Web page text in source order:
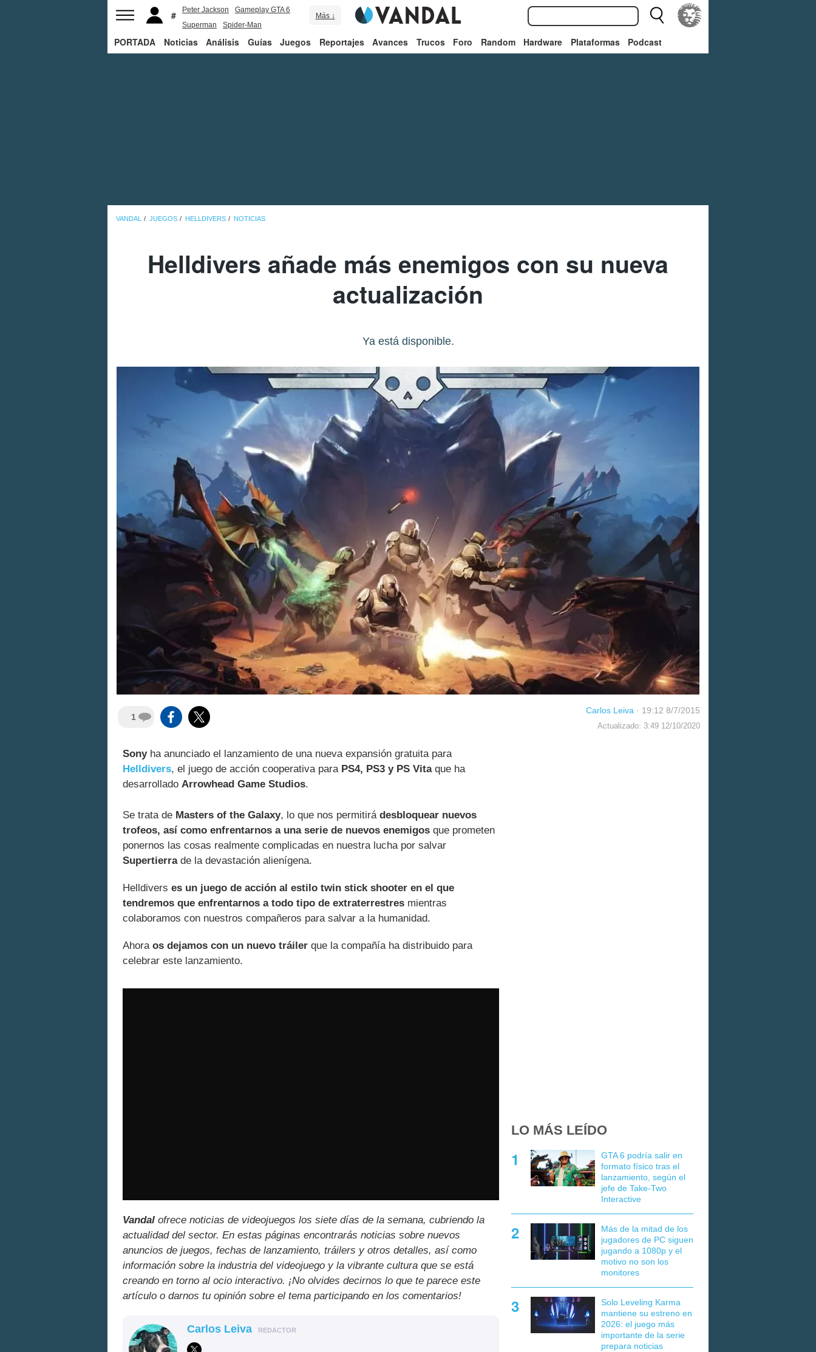
Peter Jackson
Gameplay GTA 6
Superman
Spider-Man
Más ↓
PORTADA Noticias Análisis Guías Juegos Reportajes Avances Trucos Foro Random Hardware Plataformas Podcast
VANDAL JUEGOS HELLDIVERS NOTICIAS
Helldivers añade más enemigos con su nueva
actualización
Ya está disponible.
1
Carlos Leiva · 19:12 8/7/2015
Actualizado: 3:49 12/10/2020
Sonyha anunciado el lanzamiento de una nueva expansión gratuita para
Helldivers, el juego de acción cooperativa para PS4, PS3 y PS Vitaque ha
desarrollado Arrowhead Game Studios.
Se trata de Masters of the Galaxy, lo que nos permitirá desbloquear nuevos
trofeos, así como enfrentarnos a una serie de nuevos enemigos que prometen
ponernos las cosas realmente complicadas en nuestra lucha por salvar
Supertierrade la devastación alienígena.
Helldivers es un juego de acción al estilo twin stick shooter en el que
tendremos que enfrentarnos a todo tipo de extraterrestres mientras
colaboramos con nuestros compañeros para salvar a la humanidad.
Ahora os dejamos con un nuevo tráiler que la compañía ha distribuido para
celebrar este lanzamiento.
Vandal ofrece noticias de videojuegos los siete días de la semana, cubriendo la
actualidad del sector. En estas páginas encontrarás noticias sobre nuevos
anuncios de juegos, fechas de lanzamiento, tráilers y otros detalles, así como
información sobre la industria del videojuego y la vibrante cultura que se está
creando en torno al ocio interactivo. ¡No olvides decirnos lo que te parece este
artículo o darnos tu opinión sobre el tema participando en los comentarios!
Carlos Leiva REDACTOR
LO MÁS LEÍDO
GTA 6 podría salir en
formato físico tras el
lanzamiento, según el
jefe de Take-Two
Interactive
Más de la mitad de los
jugadores de PC siguen
jugando a 1080p y el
motivo no son los
monitores
Solo Leveling Karma
mantiene su estreno en
2026: el juego más
importante de la serie
prepara noticias